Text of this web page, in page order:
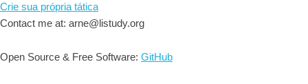
Crie sua própria tática
Contact me at: arne@listudy.org
Open Source & Free Software: GitHub